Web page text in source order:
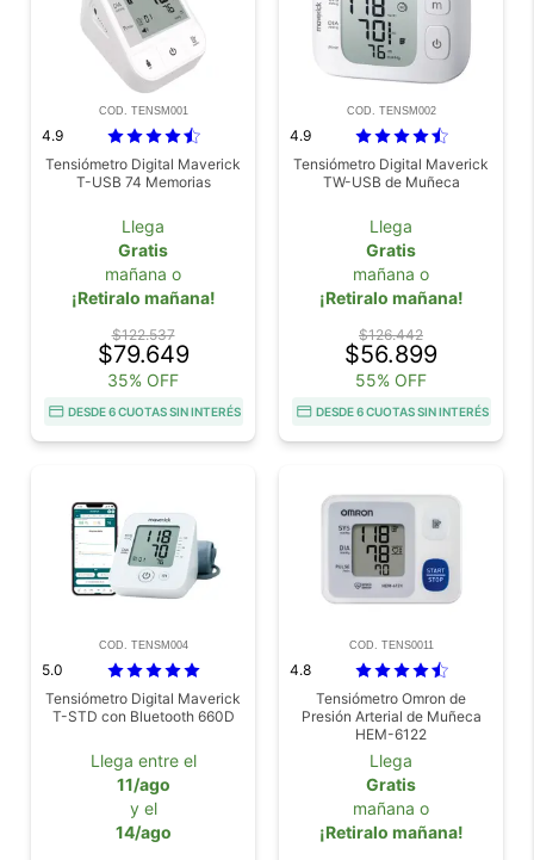
COD. TENSM001
4.9
Tensiómetro Digital Maverick
T-USB 74 Memorias
Llega
Gratis
mañana o
¡Retiralo mañana!
$122.537
$79.649
35% OFF
DESDE 6 CUOTAS SIN INTERÉS
COD. TENSM002
4.9
Tensiómetro Digital Maverick
TW-USB de Muñeca
Llega
Gratis
mañana o
¡Retiralo mañana!
$126.442
$56.899
55% OFF
DESDE 6 CUOTAS SIN INTERÉS
COD. TENSM004
5.0
Tensiómetro Digital Maverick
T-STD con Bluetooth 660D
Llega entre el
11/ago
y el
14/ago
COD. TENS0011
4.8
Tensiómetro Omron de
Presión Arterial de Muñeca
HEM-6122
Llega
Gratis
mañana o
¡Retiralo mañana!